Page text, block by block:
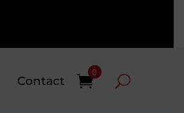
Contact
0